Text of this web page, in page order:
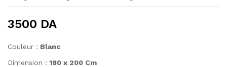
3500 DA
Couleur : Blanc
Dimension : 180 x 200 Cm